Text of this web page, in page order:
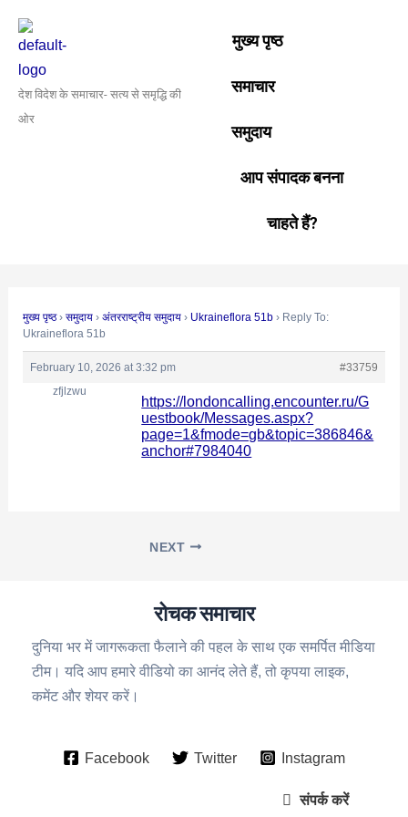
content
देश विदेश के समाचार- सत्य से समृद्धि की
ओर
मुख्य पृष्ठ
समाचार
समुदाय
आप संपादक बनना
चाहते हैं?
मुख्य पृष्ठ › समुदाय › अंतरराष्ट्रीय समुदाय › Ukraineflora 51b › Reply To:
Ukraineflora 51b
February 10, 2026 at 3:32 pm
#33759
zfjlzwu
https://londoncalling.encounter.ru/G
uestbook/Messages.aspx?
page=1&fmode=gb&topic=386846&
anchor#7984040
navigation
NEXT
रोचक समाचार
दुनिया भर में जागरूकता फैलाने की पहल के साथ एक समर्पित मीडिया
टीम। यदि आप हमारे वीडियो का आनंद लेते हैं, तो कृपया लाइक,
कमेंट और शेयर करें।
Facebook Twitter Instagram
संपर्क करें